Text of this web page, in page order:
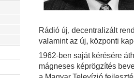
Rádió új, decentralizált
valamint az új, központi
1962-ben saját kérésére
mágneses képrögzítés